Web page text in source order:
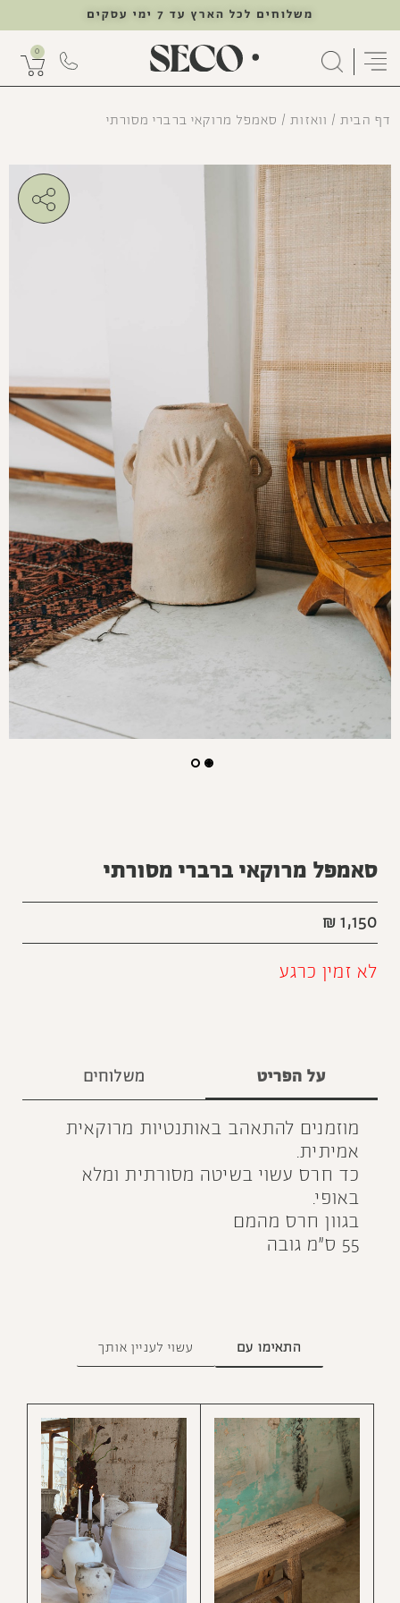
משלוחים לכל הארץ עד 7 ימי עסקים
0
דף הבית/ וואזות/ סאמפל מרוקאי ברברי מסורתי
סאמפל מרוקאי ברברי מסורתי
₪1,150
לא זמין כרגע
על הפריט משלוחים
מוזמנים להתאהב באותנטיות מרוקאית
אמיתית.
כד חרס עשוי בשיטה מסורתית ומלא
באופי.
בגוון חרס מהמם
55 ס״מ גובה
התאימו עם עשוי לעניין אותך